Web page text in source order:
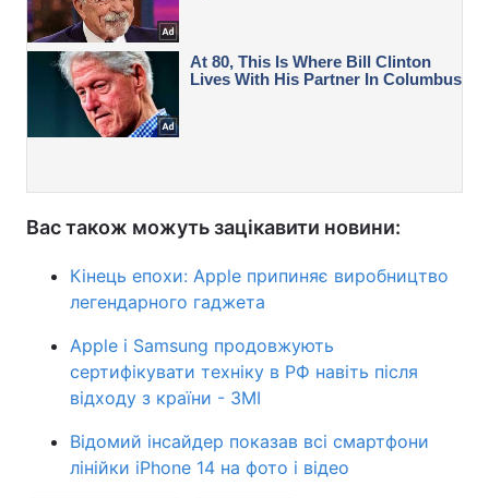
Вас також можуть зацікавити новини:
Кінець епохи: Apple припиняє виробництво
легендарного гаджета
Apple і Samsung продовжують
сертифікувати техніку в РФ навіть після
відходу з країни - ЗМІ
Відомий інсайдер показав всі смартфони
лінійки iPhone 14 на фото і відео